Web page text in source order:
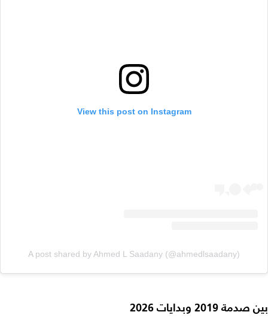
View this post on Instagram
A post shared by Ahmed L Saadany (@ahmedlsaadany)
بين صدمة 2019 وبدايات 2026